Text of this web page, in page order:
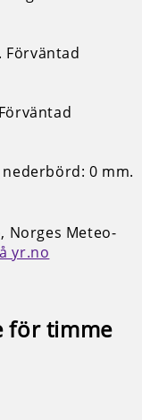
Norges Meteo­
yr.no
för timme